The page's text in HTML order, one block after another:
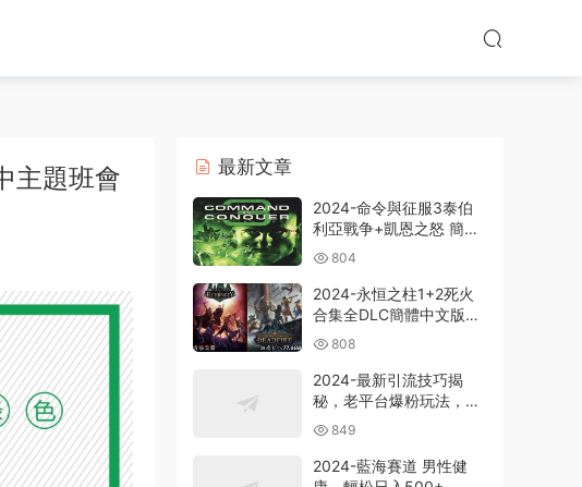
主題班會
最新文章
2024-命令與征服3泰伯
利亞戰争+凱恩之怒 簡體
中文版電腦PC單機RPG遊
戲即時戰略+支持
win7/win8/win10/win11
804
2024-永恒之柱1+2死火
合集全DLC簡體中文版電
腦PC單機RPG遊戲
808
2024-最新引流技巧揭
秘，老平台爆粉玩法，單
人單号日引300+創業
粉，作品可直接被百度收
錄
849
2024-藍海賽道 男性健